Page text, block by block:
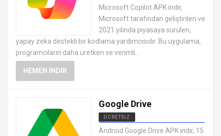
ANDROID OFFICE UYGULAMALARI
APK
Microsoft Copilot APK indir,
Microsoft tarafından geliştirilen ve
2021 yılında piyasaya sürülen,
yapay zeka destekli bir kodlama yardımcısıdır. Bu uygulama,
programcıların daha üretken ve verimli...
HEMEN İNDIR
Google Drive
ÜCRETSIZ
ANDROID OFFICE UYGULAMALARI
APK
Android Google Drive APK indir, 15